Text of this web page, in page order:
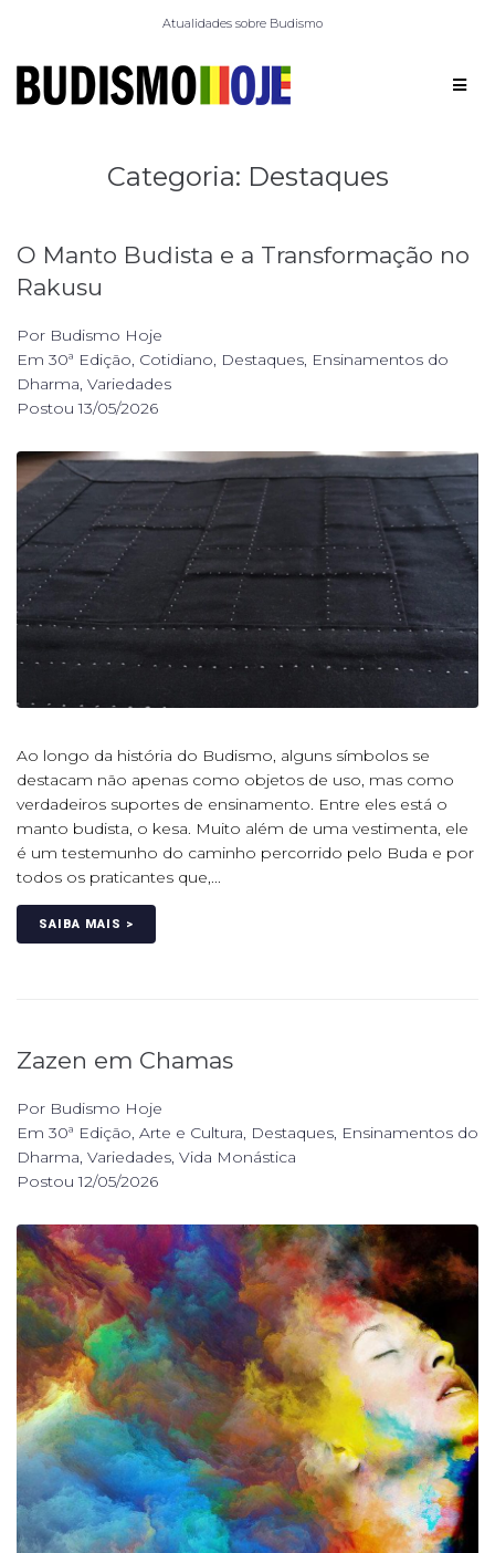
Atualidades sobre Budismo
Categoria: Destaques
O Manto Budista e a Transformação no
Rakusu
Por Budismo Hoje
Em 30ª Edição, Cotidiano, Destaques, Ensinamentos do
Dharma, Variedades
Postou13/05/2026
Ao longo da história do Budismo, alguns símbolos se
destacam não apenas como objetos de uso, mas como
verdadeiros suportes de ensinamento. Entre eles está o
manto budista, o kesa. Muito além de uma vestimenta, ele
é um testemunho do caminho percorrido pelo Buda e por
todos os praticantes que,...
SAIBA MAIS >
Zazen em Chamas
Por Budismo Hoje
Em 30ª Edição, Arte e Cultura, Destaques, Ensinamentos do
Dharma, Variedades, Vida Monástica
Postou12/05/2026